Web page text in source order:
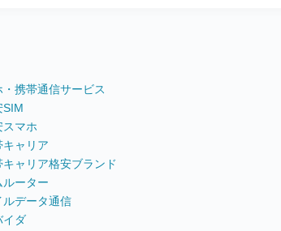
・携帯通信サービス
SIM
スマホ
キャリア
キャリア格安ブランド
ルーター
ルデータ通信
イダ